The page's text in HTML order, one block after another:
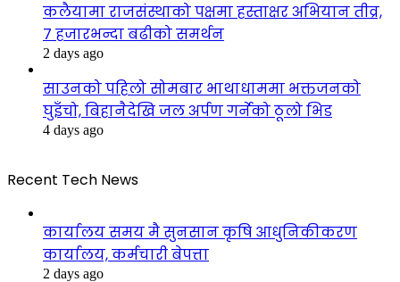
कलैयामा राजसंस्थाको पक्षमा हस्ताक्षर अभियान तीव्र,
७ हजारभन्दा बढीको समर्थन
2 days ago
साउनको पहिलो सोमबार भाथाधाममा भक्तजनको
घुइँचो, बिहानैदेखि जल अर्पण गर्नेको ठूलो भिड
4 days ago
Recent Tech News
कार्यालय समय मै सुनसान कृषि आधुनिकीकरण
कार्यालय, कर्मचारी बेपत्ता
2 days ago